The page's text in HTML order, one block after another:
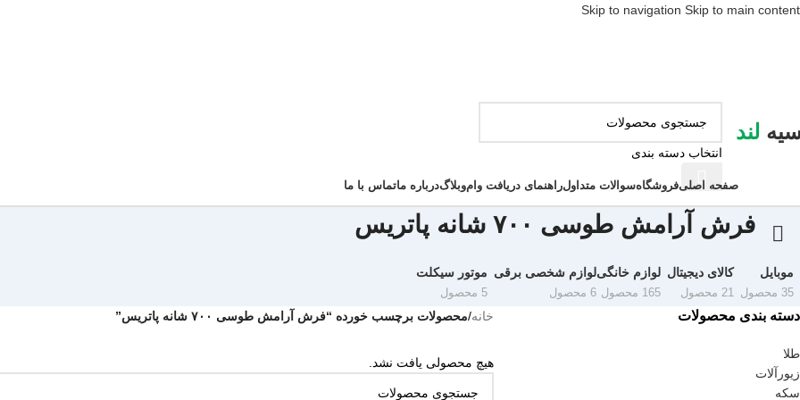
Skip to navigation Skip to main content
لند
انتخاب دسته بندی
صفحه اصلیفروشگاهسوالات متداولراهنمای دریافت واموبلاگدرباره ماتماس با ما
فرش آرامش طوسی ۷۰۰ شانه پاتریس
موبایل
35 محصول
کالای دیجیتال
21 محصول
لوازم خانگی
165 محصول
لوازم شخصی برقی
6 محصول
موتور سیکلت
5 محصول
دسته بندی محصولات
طلا
زیورآلات
سکه
خانه/محصولات برچسب خورده “فرش آرامش طوسی ۷۰۰ شانه پاتریس”
هیچ محصولی یافت نشد.